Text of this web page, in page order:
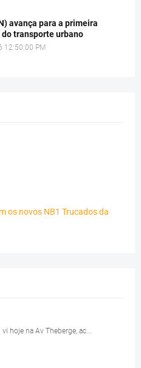
avança para a primeira
transporte urbano
12:50:00 PM
os novos NB1 Trucados da
hoje na Av Theberge, ac...